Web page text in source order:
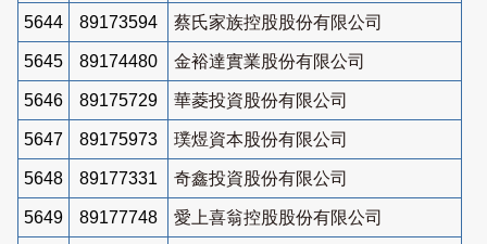
5644 89173594 蔡氏家族控股股份有限公司
5645 89174480 金裕達實業股份有限公司
5646 89175729 華菱投資股份有限公司
5647 89175973 璞煜資本股份有限公司
5648 89177331 奇鑫投資股份有限公司
5649 89177748 愛上喜翁控股股份有限公司